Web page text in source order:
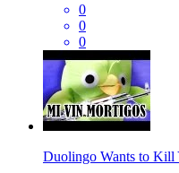
0
0
0
Duolingo Wants to Kill